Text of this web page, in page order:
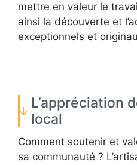
mettre en valeur le
ainsi la découverte et
exceptionnels et
L’appréciation
local
Comment soutenir et
sa communauté ?